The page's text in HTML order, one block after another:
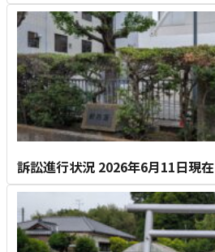
訴訟進行状況 2026年6月11日現在